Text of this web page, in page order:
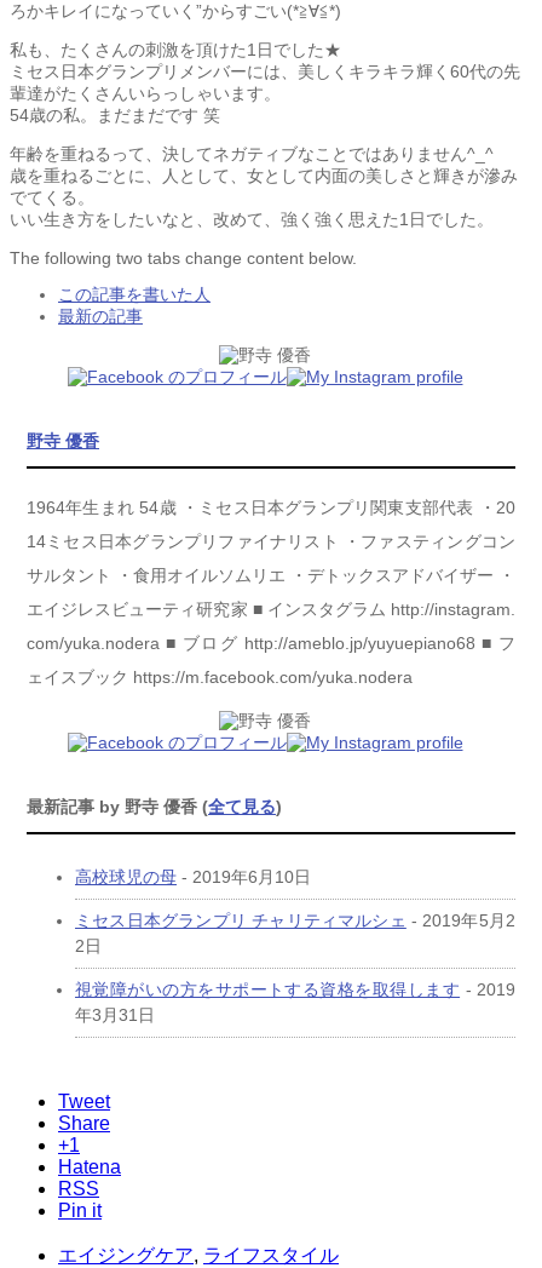
ろかキレイになっていく”からすごい(*≧∀≦*)
私も、たくさんの刺激を頂けた1日でした★
ミセス日本グランプリメンバーには、美しくキラキラ輝く60代の先
輩達がたくさんいらっしゃいます。
54歳の私。まだまだです 笑
年齢を重ねるって、決してネガティブなことではありません^_^
歳を重ねるごとに、人として、女として内面の美しさと輝きが滲み
でてくる。
いい生き方をしたいなと、改めて、強く強く思えた1日でした。
The following two tabs change content below.
この記事を書いた人
最新の記事
野寺 優香
1964年生まれ 54歳 ・ミセス日本グランプリ関東支部代表 ・20
14ミセス日本グランプリファイナリスト ・ファスティングコン
サルタント ・食用オイルソムリエ ・デトックスアドバイザー ・
エイジレスビューティ研究家 ■ インスタグラム http://instagram.
com/yuka.nodera ■ ブログ http://ameblo.jp/yuyuepiano68 ■ フ
ェイスブック https://m.facebook.com/yuka.nodera
最新記事 by 野寺 優香 (全て見る)
高校球児の母 - 2019年6月10日
ミセス日本グランプリ チャリティマルシェ - 2019年5月2
2日
視覚障がいの方をサポートする資格を取得します - 2019
年3月31日
Tweet
Share
+1
Hatena
RSS
Pin it
エイジングケア, ライフスタイル